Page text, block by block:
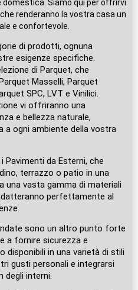
Siamo qui per offrirvi
renderanno la vostra casa un
e confortevole.
di prodotti, ognuna
esigenze specifiche.
di Parquet, che
Masselli, Parquet
SPC, LVT e Vinilici.
vi offriranno una
e bellezza naturale,
a ogni ambiente della vostra
Pavimenti da Esterni, che
terrazzo o patio in una
una vasta gamma di materiali
perfettamente al
sono un altro punto forte
a fornire sicurezza e
disponibili in una varietà di stili
gusti personali e integrarsi
degli interni.